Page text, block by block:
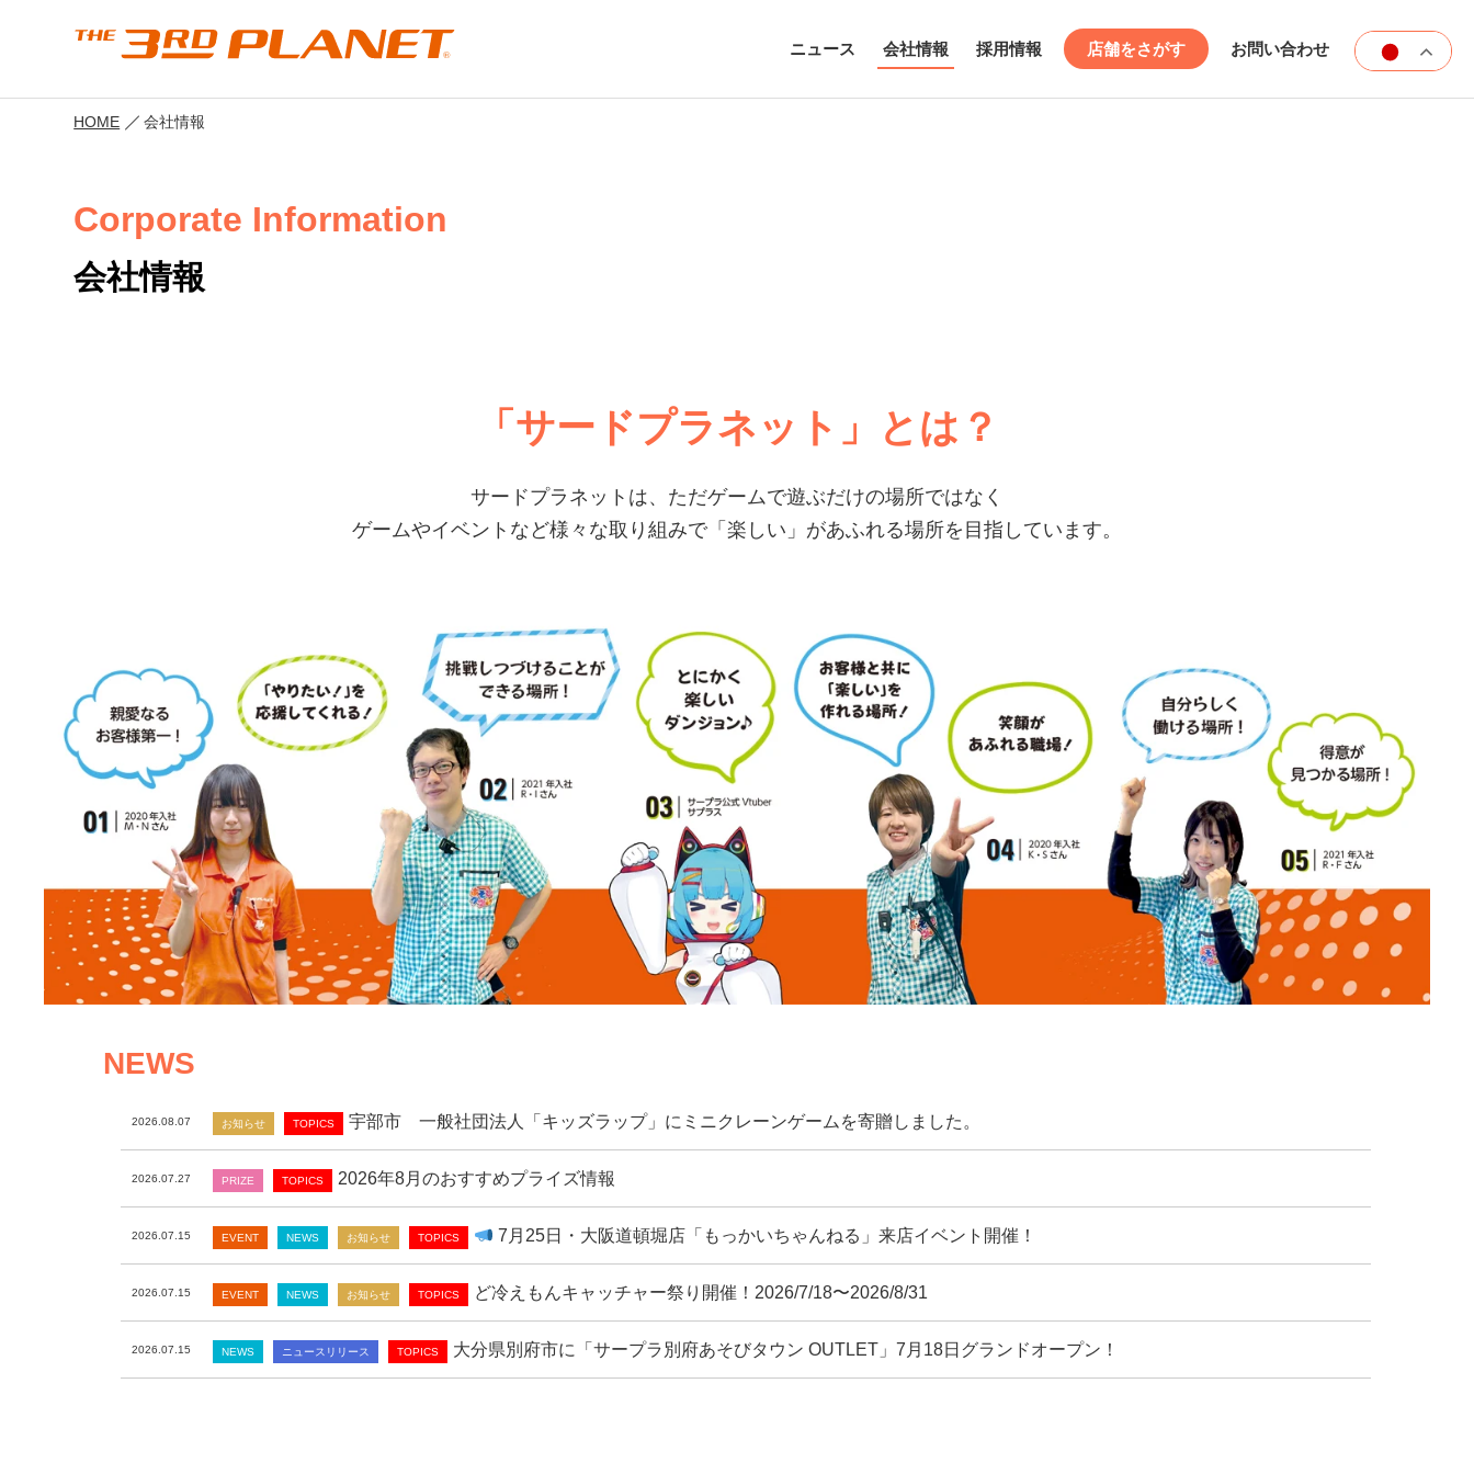
ニュース 会社情報 採用情報 店舗をさがす お問い合わせ
HOME 会社情報
Corporate Information
会社情報
「サードプラネット」とは？
サードプラネットは、ただゲームで遊ぶだけの場所ではなく
ゲームやイベントなど様々な取り組みで「楽しい」があふれる場所を目指しています。
NEWS
2026.08.07 お知らせ TOPICS 宇部市 一般社団法人「キッズラップ」にミニクレーンゲームを寄贈しました。
2026.07.27 PRIZE TOPICS 2026年8月のおすすめプライズ情報
2026.07.15 EVENT NEWS お知らせ TOPICS 7月25日・大阪道頓堀店「もっかいちゃんねる」来店イベント開催！
2026.07.15 EVENT NEWS お知らせ TOPICS ど冷えもんキャッチャー祭り開催！2026/7/18〜2026/8/31
2026.07.15 NEWS ニュースリリース TOPICS 大分県別府市に「サープラ別府あそびタウン OUTLET」7月18日グランドオープン！